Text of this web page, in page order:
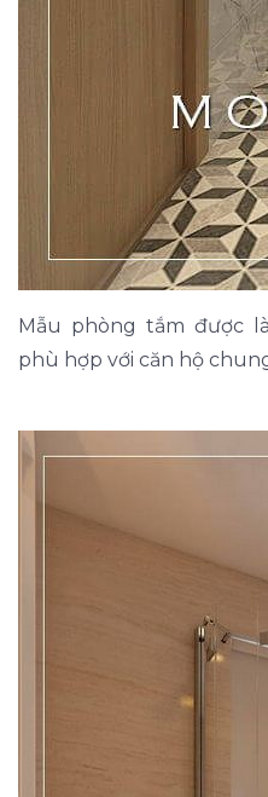
Mẫu phòng tắm được
phù hợp với căn hộ